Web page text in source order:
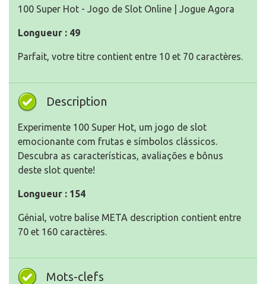
100 Super Hot - Jogo de Slot Online | Jogue Agora
Longueur : 49
Parfait, votre titre contient entre 10 et 70 caractères.
Description
Experimente 100 Super Hot, um jogo de slot
emocionante com frutas e símbolos clássicos.
Descubra as características, avaliações e bônus
deste slot quente!
Longueur : 154
Génial, votre balise META description contient entre
70 et 160 caractères.
Mots-clefs